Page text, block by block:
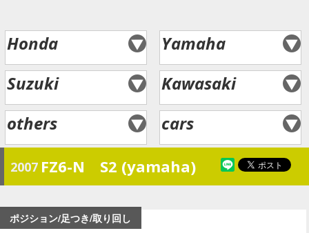
Honda
Yamaha
Suzuki
Kawasaki
others
cars
2007 FZ6-N S2 (yamaha)
ポジション/足つき/取り回し